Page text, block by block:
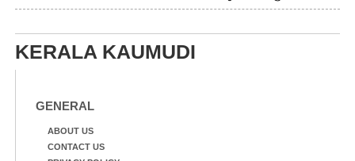
ചാമ്പ്യൻഷിപ്പിൽ അണ്ടർ
20 ആൺകുട്ടികളുടെ 200
മീറ്റർ ഓട്ടം ഫൈനൽ
മത്സരത്തിനിടെ സിന്തറ്റിക്
ട്രാക്കിന് കുറുകെ ഓടുന്ന
ക്കുരുക്ക്
KERALA KAUMUDI
GENERAL
ABOUT US
CONTACT US